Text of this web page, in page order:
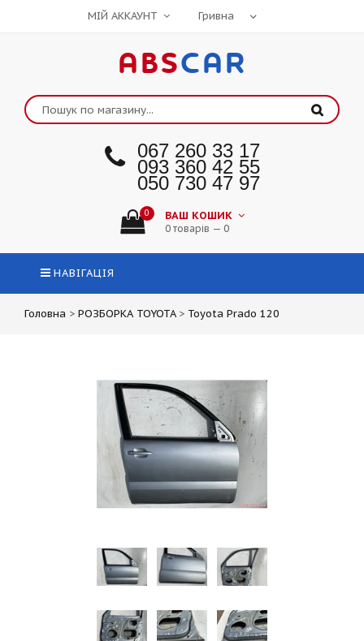
МІЙ АККАУНТ
ABSCAR
067 260 33 17
093 360 42 55
050 730 47 97
0 ВАШ КОШИК
0 товарів — 0
НАВІГАЦІЯ
Головна > РОЗБОРКА TOYOTA > Toyota Prado 120